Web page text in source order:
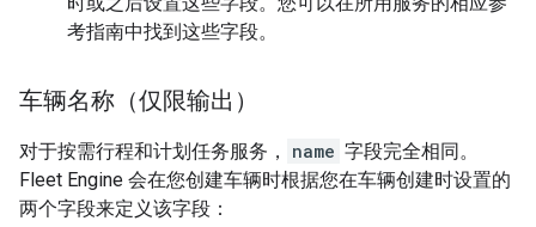
考指南中找到这些字段。
车辆名称（仅限输出）
对于按需行程和计划任务服务， name 字段完全相同。
Fleet Engine 会在您创建车辆时根据您在车辆创建时设置的
两个字段来定义该字段：